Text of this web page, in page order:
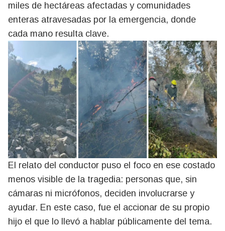
miles de hectáreas afectadas y comunidades
enteras atravesadas por la emergencia, donde
cada mano resulta clave.
El relato del conductor puso el foco en ese costado
menos visible de la tragedia: personas que, sin
cámaras ni micrófonos, deciden involucrarse y
ayudar. En este caso, fue el accionar de su propio
hijo el que lo llevó a hablar públicamente del tema.